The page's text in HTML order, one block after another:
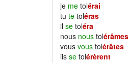
je me tolérai
tu te toléras
il se toléra
nous nous tolérâmes
vous vous tolérâtes
ils se tolérèrent